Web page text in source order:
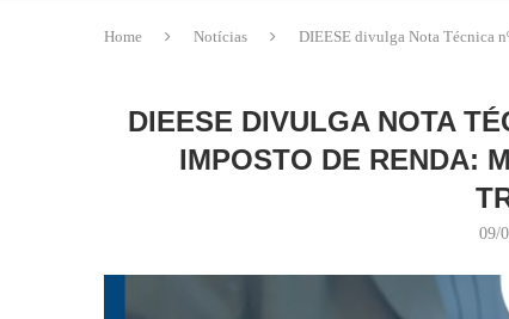
Home Notícias DIEESE divulga Nota Técnica
DIEESE DIVULGA NOTA
IMPOSTO DE RENDA:
09/